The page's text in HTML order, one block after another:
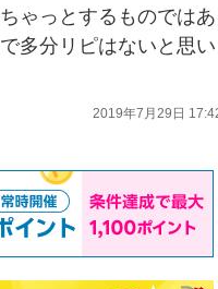
ゃっとするものではあ
多分リピはないと思い
2019年7月29日